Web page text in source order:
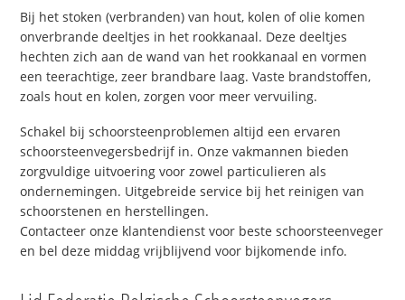
Bij het stoken (verbranden) van hout, kolen of olie komen
onverbrande deeltjes in het rookkanaal. Deze deeltjes
hechten zich aan de wand van het rookkanaal en vormen
een teerachtige, zeer brandbare laag. Vaste brandstoffen,
zoals hout en kolen, zorgen voor meer vervuiling.
Schakel bij schoorsteenproblemen altijd een ervaren
schoorsteenvegersbedrijf in. Onze vakmannen bieden
zorgvuldige uitvoering voor zowel particulieren als
ondernemingen. Uitgebreide service bij het reinigen van
schoorstenen en herstellingen.
Contacteer onze klantendienst voor beste schoorsteenveger
en bel deze middag vrijblijvend voor bijkomende info.